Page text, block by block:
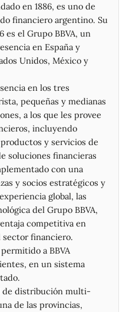
20,04 20,08
507.127
19,51 20,76
622.540
19,30 19,45
396.946
19,30 19,45
18,98 19,35
346.801
18,81 19,23
18,59 19,06
18,85
640.337
20,14 20,39
742.111
20,85 20,99
693.242
21,30 21,90
945.842
21,30 21,90
690.580
20,64 21,04
961.109
20,30 20,58
894.838
20,58 20,69
20,20 20,62
17,97 20,19
1.442.427
17,65
17,35 18,14
601.569
17,19 17,24
408.670
en 1886, es uno de
financiero argentino. Su
es el Grupo BBVA, un
en España y
Unidos, México y
en los tres
pequeñas y medianas
a los que les provee
incluyendo
y servicios de
soluciones financieras
con una
y socios estratégicos y
global, las
del Grupo BBVA,
competitiva en
sector financiero.
a BBVA
en un sistema
de distribución multi-
de las provincias,